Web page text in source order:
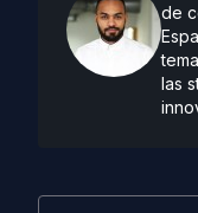
de
las